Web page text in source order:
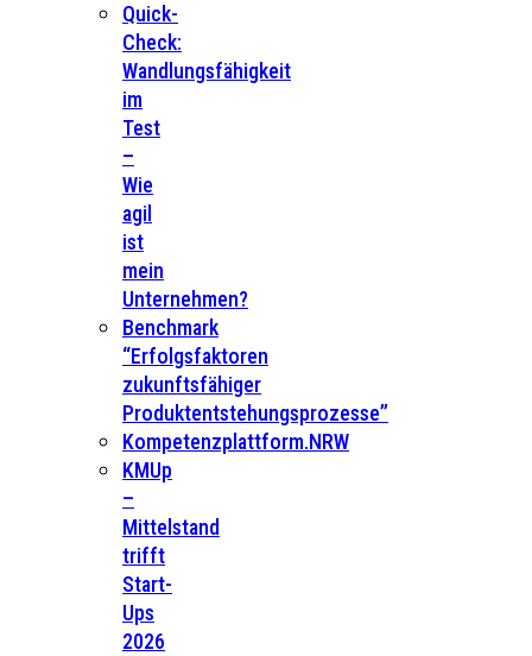
Quick-
Check:
Wandlungsfähigkeit
im
Test
–
Wie
agil
ist
mein
Unternehmen?
Benchmark
“Erfolgsfaktoren
zukunftsfähiger
Produktentstehungsprozesse”
Kompetenzplattform.NRW
KMUp
–
Mittelstand
trifft
Start-
Ups
2026